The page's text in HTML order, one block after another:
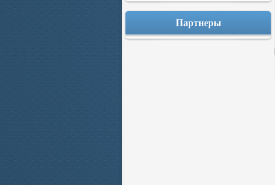
Партнеры